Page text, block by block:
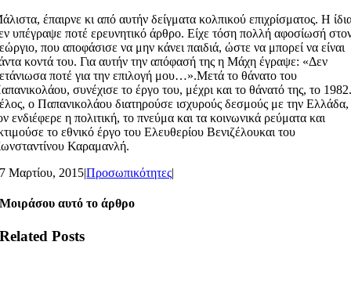
έπαιρνε κι από αυτήν δείγματα κολπικού επιχρίσματος. H
υπέγραψε ποτέ ερευνητικό άρθρο. Είχε τόση πολλή αφοσίωσή
που αποφάσισε να μην κάνει παιδιά, ώστε να μπορεί να είναι
κοντά του. Για αυτήν την απόφασή της η Μάχη έγραψε: «Δεν
ποτέ για την επιλογή μου…».Μετά το θάνατο του
συνέχισε το έργο του, μέχρι και το θάνατό της, το
ο Παπανικολάου διατηρούσε ισχυρούς δεσμούς με την Ελλάδα,
ενδιέφερε η πολιτική, το πνεύμα και τα κοινωνικά ρεύματα και
το εθνικό έργο του Ελευθερίου Βενιζέλουκαι του
Καραμανλή.
7 Μαρτίου, 2015|Προσωπικότητες|
Μοιράσου αυτό το άρθρο
Related Posts